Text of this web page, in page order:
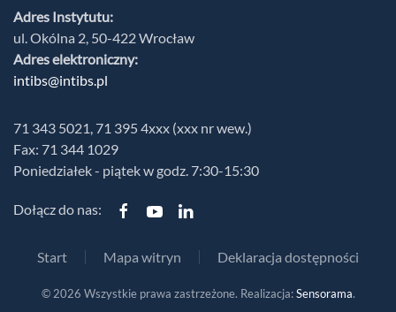
Adres Instytutu:
ul. Okólna 2, 50-422 Wrocław
Adres elektroniczny:
intibs@intibs.pl
71 343 5021, 71 395 4xxx (xxx nr wew.)
Fax: 71 344 1029
Poniedziałek - piątek w godz. 7:30-15:30
Dołącz do nas:
Start Mapa witryn Deklaracja dostępności
©2026 Wszystkie prawa zastrzeżone. Realizacja:Sensorama.